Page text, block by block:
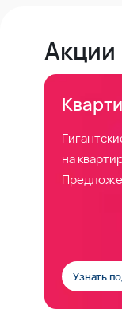
Акции
на
Узнать